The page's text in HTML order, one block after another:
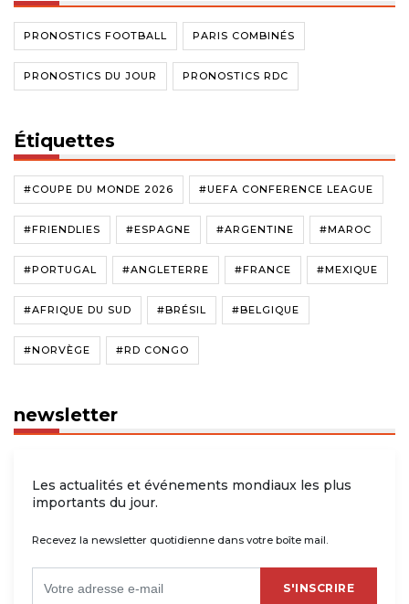
PRONOSTICS FOOTBALL PARIS COMBINÉS
PRONOSTICS DU JOUR PRONOSTICS RDC
Étiquettes
#COUPE DU MONDE 2026 #UEFA CONFERENCE LEAGUE
#FRIENDLIES #ESPAGNE #ARGENTINE #MAROC
#PORTUGAL #ANGLETERRE #FRANCE #MEXIQUE
#AFRIQUE DU SUD #BRÉSIL #BELGIQUE
#NORVÈGE #RD CONGO
newsletter
Les actualités et événements mondiaux les plus
importants du jour.
Recevez la newsletter quotidienne dans votre boîte mail.
S'INSCRIRE